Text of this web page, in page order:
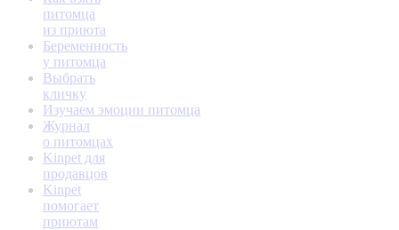
питомца
из приюта
Беременность
у питомца
Выбрать
кличку
Изучаем эмоции питомца
Журнал
о питомцах
Kinpet для
продавцов
Kinpet
помогает
приютам